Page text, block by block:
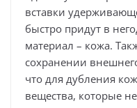
вставки
быстро придут в
материал – кожа.
сохранении
что для дубления
вещества, которые